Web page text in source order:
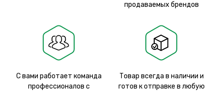
продаваемых брендов
С вами работает команда
профессионалов с
Товар всегда в наличии и
готов к отправке в любую